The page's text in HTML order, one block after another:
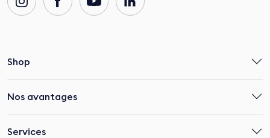
Shop
Nos avantages
Services